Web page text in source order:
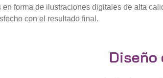
forma de ilustraciones digitales de alta
con el resultado final.